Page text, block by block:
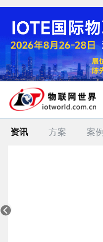
资讯 方案 案例
